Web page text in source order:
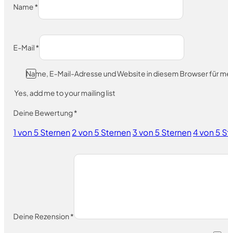
Name *
E-Mail*
Name, E-Mail-Adresse und Website in diesem Browser für
Yes, add me to your mailing list
Deine Bewertung*
1 von 5 Sternen2 von 5 Sternen3 von 5 Sternen4 von 5
Deine Rezension*